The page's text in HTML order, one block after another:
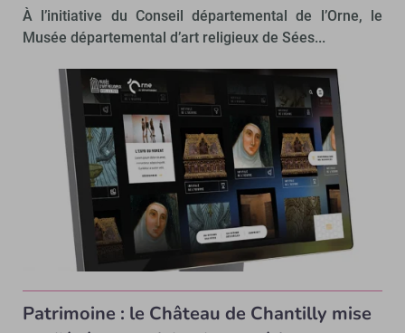
À l’initiative du Conseil départemental de l’Orne, le
Musée départemental d’art religieux de Sées...
Patrimoine : le Château de Chantilly mise